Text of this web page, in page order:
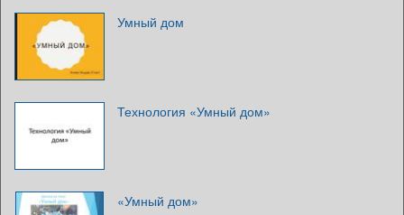
Умный дом
Технология «Умный дом»
«Умный дом»